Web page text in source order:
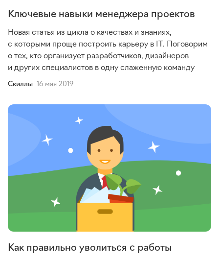
Ключевые навыки менеджера проектов
Новая статья из цикла о качествах и знаниях,
с которыми проще построить карьеру в IT. Поговорим
о тех, кто организует разработчиков, дизайнеров
и других специалистов в одну слаженную команду
Cкиллы 16 мая 2019
Как правильно уволиться с работы